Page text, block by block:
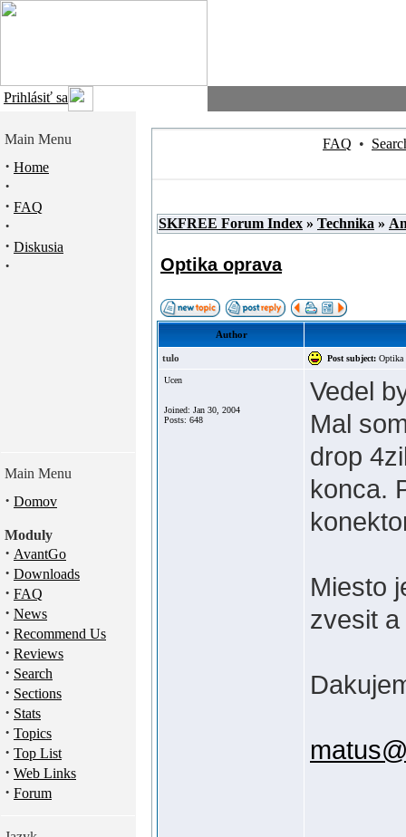
Prihlásiť sa
Main Menu
· Home
·
· FAQ
·
· Diskusia
·
Main Menu
· Domov
Moduly
· AvantGo
· Downloads
· FAQ
· News
· Recommend Us
· Reviews
· Search
· Sections
· Stats
· Topics
· Top List
· Web Links
· Forum
FAQ •
SKFREE Forum Index » Technika »
Optika oprava
Author
tulo Post subject: Optika
Ucen
Joined: Jan 30, 2004
Posts: 648
Vedel
Mal
drop
konca.
Miesto
zvesit